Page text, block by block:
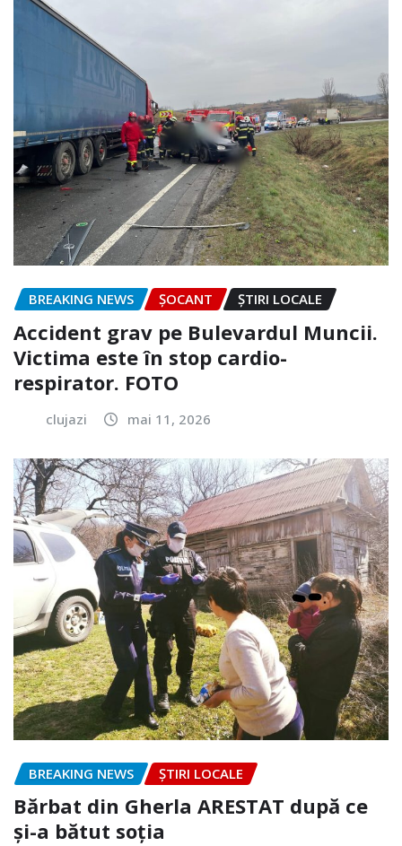
BREAKING NEWS ȘOCANT ȘTIRI LOCALE
Accident grav pe Bulevardul Muncii.
Victima este în stop cardio-
respirator. FOTO
clujazi mai 11, 2026
BREAKING NEWS ȘTIRI LOCALE
Bărbat din Gherla ARESTAT după ce
și-a bătut soția